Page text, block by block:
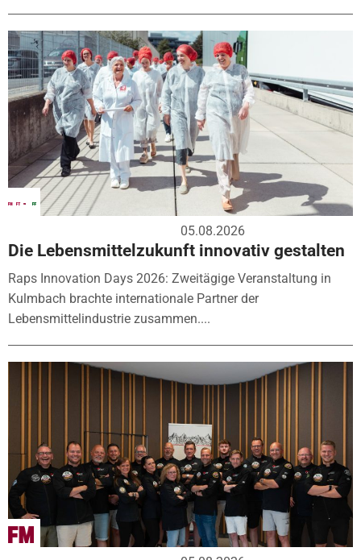
05.08.2026
Die Lebensmittelzukunft innovativ gestalten
Raps Innovation Days 2026: Zweitägige Veranstaltung in
Kulmbach brachte internationale Partner der
Lebensmittelindustrie zusammen....